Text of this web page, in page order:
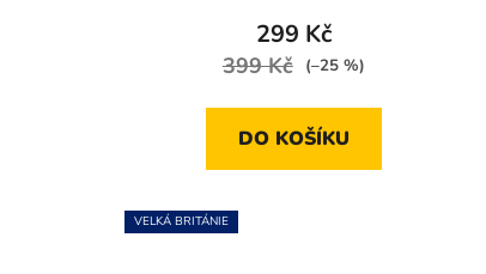
299 Kč
399 Kč (–25 %)
DO KOŠÍKU
VELKÁ BRITÁNIE